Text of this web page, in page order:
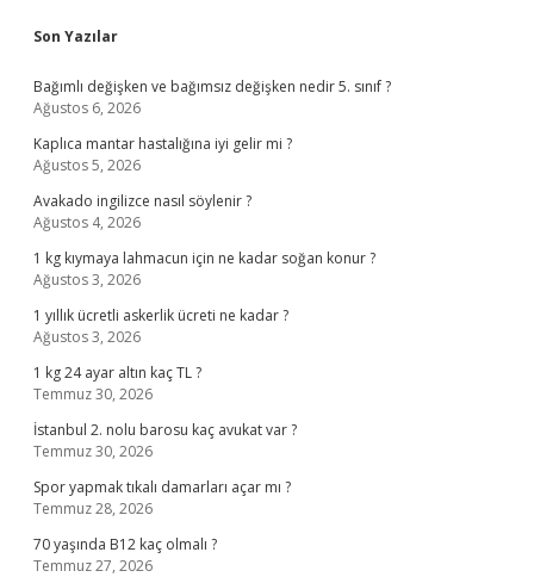
Sidebar
Son Yazılar
Bağımlı değişken ve bağımsız değişken nedir 5. sınıf ?
Ağustos 6, 2026
Kaplıca mantar hastalığına iyi gelir mi ?
Ağustos 5, 2026
Avakado ingilizce nasıl söylenir ?
Ağustos 4, 2026
1 kg kıymaya lahmacun için ne kadar soğan konur ?
Ağustos 3, 2026
1 yıllık ücretli askerlik ücreti ne kadar ?
Ağustos 3, 2026
1 kg 24 ayar altın kaç TL ?
Temmuz 30, 2026
İstanbul 2. nolu barosu kaç avukat var ?
Temmuz 30, 2026
Spor yapmak tıkalı damarları açar mı ?
Temmuz 28, 2026
70 yaşında B12 kaç olmalı ?
Temmuz 27, 2026